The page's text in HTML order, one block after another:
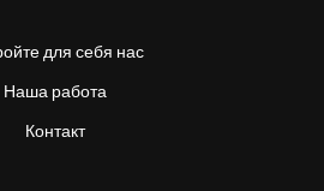
для себя нас
Наша работа
Контакт